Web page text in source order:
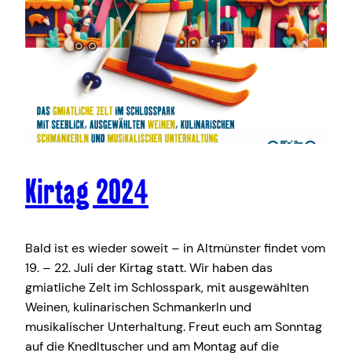
Kirtag 2024
Bald ist es wieder soweit – in Altmünster findet vom
19. – 22. Juli der Kirtag statt. Wir haben das
gmiatliche Zelt im Schlosspark, mit ausgewählten
Weinen, kulinarischen Schmankerln und
musikalischer Unterhaltung. Freut euch am Sonntag
auf die Knedltuscher und am Montag auf die